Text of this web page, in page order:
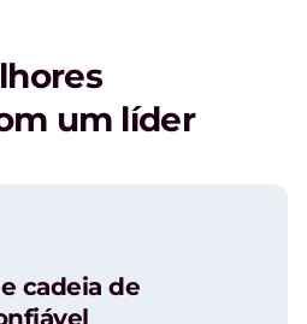
um líder
cadeia de